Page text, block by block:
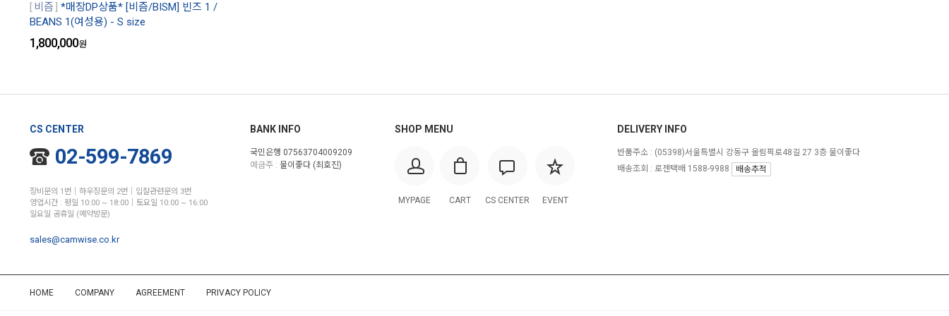
비즘
*매장DP상품* [비즘/BISM] 빈즈 1 /
BEANS 1(여성용) - S size
1,800,000원
CS CENTER
02-599-7869
장비문의 1번│하우징문의 2번│입찰관련문의 3번
영업시간 : 평일 10:00 ~ 18:00│토요일 10:00 ~ 16:00
일요일 공휴일 (예약방문)
sales@camwise.co.kr
BANK INFO
국민은행 07563704009209
예금주 : 물이좋다 (최호진)
SHOP MENU
MYPAGE CART CS CENTER EVENT
DELIVERY INFO
반품주소 : (05398)서울특별시 강동구 올림픽로48길 27 3층 물이좋다
배송조회 : 로젠택배 1588-9988
배송추적
HOME COMPANY AGREEMENT PRIVACY POLICY